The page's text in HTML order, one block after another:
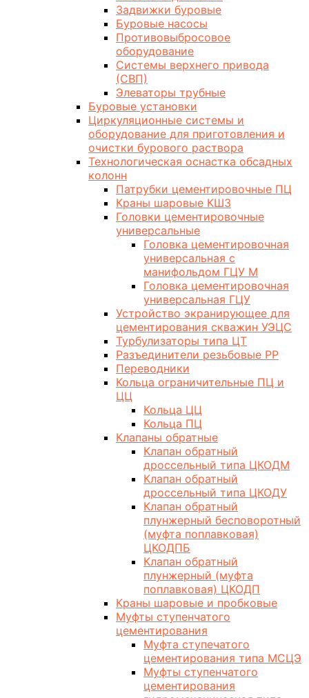
Задвижки буровые
Буровые насосы
Противовыбросовое
оборудование
Системы верхнего привода
(СВП)
Элеваторы трубные
Буровые установки
Циркуляционные системы и
оборудование для приготовления и
очистки бурового раствора
Технологическая оснастка обсадных
колонн
Патрубки цементировочные ПЦ
Краны шаровые КШЗ
Головки цементировочные
универсальные
Головка цементировочная
универсальная с
манифольдом ГЦУ М
Головка цементировочная
универсальная ГЦУ
Устройство экранирующее для
цементирования скважин УЭЦС
Турбулизаторы типа ЦТ
Разъединители резьбовые РР
Переводники
Кольца ограничительные ПЦ и
ЦЦ
Кольца ЦЦ
Кольца ПЦ
Клапаны обратные
Клапан обратный
дроссельный типа ЦКОДМ
Клапан обратный
дроссельный типа ЦКОДУ
Клапан обратный
плунжерный бесповоротный
(муфта поплавковая)
ЦКОДПБ
Клапан обратный
плунжерный (муфта
поплавковая) ЦКОДП
Краны шаровые и пробковые
Муфты ступенчатого
цементирования
Муфта ступечатого
цементирования типа МСЦЭ
Муфты ступенчатого
цементирования